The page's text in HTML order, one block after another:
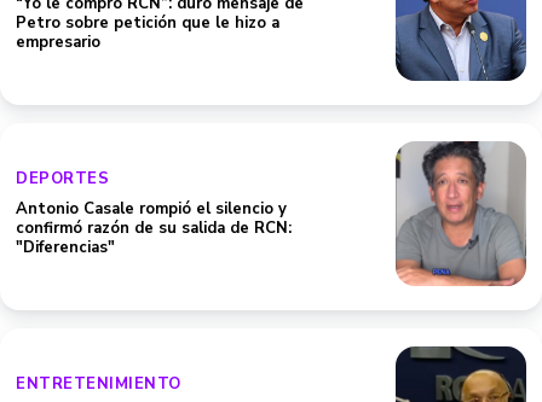
Petro sobre petición que le hizo a
empresario
DEPORTES
Antonio Casale rompió el silencio y
confirmó razón de su salida de RCN:
"Diferencias"
ENTRETENIMIENTO